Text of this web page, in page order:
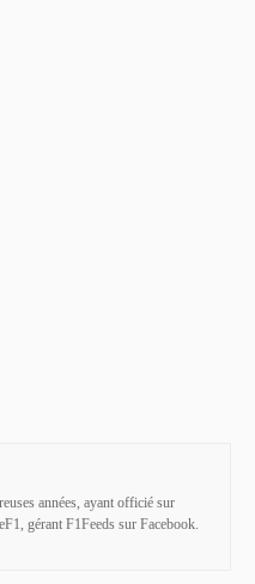
années, ayant officié sur
gérant F1Feeds sur Facebook.